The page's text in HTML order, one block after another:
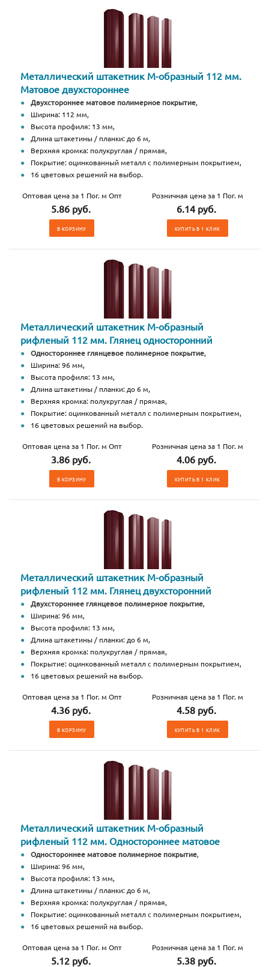
Металлический штакетник М-образный 112 мм.
Матовое двухстороннее
Двухстороннее матовое полимерное покрытие,
Ширина: 112 мм,
Высота профиля: 13 мм,
Длина штакетины / планки: до 6 м,
Верхняя кромка: полукруглая / прямая,
Покрытие: оцинкованный металл с полимерным покрытием,
16 цветовых решений на выбор.
Оптовая цена за 1 Пог. м Опт
5.86 руб.
В КОРЗИНУ
Розничная цена за 1 Пог. м
6.14 руб.
КУПИТЬ В 1 КЛИК
Металлический штакетник М-образный
рифленый 112 мм. Глянец односторонний
Одностороннее глянцевое полимерное покрытие,
Ширина: 96 мм,
Высота профиля: 13 мм,
Длина штакетины / планки: до 6 м,
Верхняя кромка: полукруглая / прямая,
Покрытие: оцинкованный металл с полимерным покрытием,
16 цветовых решений на выбор.
Оптовая цена за 1 Пог. м Опт
3.86 руб.
В КОРЗИНУ
Розничная цена за 1 Пог. м
4.06 руб.
КУПИТЬ В 1 КЛИК
Металлический штакетник М-образный
рифленый 112 мм. Глянец двухсторонний
Двухстороннее глянцевое полимерное покрытие,
Ширина: 96 мм,
Высота профиля: 13 мм,
Длина штакетины / планки: до 6 м,
Верхняя кромка: полукруглая / прямая,
Покрытие: оцинкованный металл с полимерным покрытием,
16 цветовых решений на выбор.
Оптовая цена за 1 Пог. м Опт
4.36 руб.
В КОРЗИНУ
Розничная цена за 1 Пог. м
4.58 руб.
КУПИТЬ В 1 КЛИК
Металлический штакетник М-образный
рифленый 112 мм. Одностороннее матовое
Одностороннее матовое полимерное покрытие,
Ширина: 96 мм,
Высота профиля: 13 мм,
Длина штакетины / планки: до 6 м,
Верхняя кромка: полукруглая / прямая,
Покрытие: оцинкованный металл с полимерным покрытием,
16 цветовых решений на выбор.
Оптовая цена за 1 Пог. м Опт
5.12 руб.
Розничная цена за 1 Пог. м
5.38 руб.